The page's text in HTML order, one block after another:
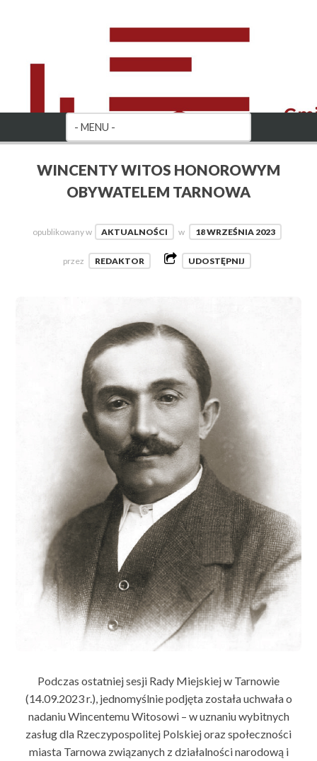
WINCENTY WITOS HONOROWYM
OBYWATELEM TARNOWA
opublikowany w AKTUALNOŚCI w 18 WRZEŚNIA 2023
przez REDAKTOR UDOSTĘPNIJ
Podczas ostatniej sesji Rady Miejskiej w Tarnowie
(14.09.2023 r.), jednomyślnie podjęta została uchwała o
nadaniu Wincentemu Witosowi – w uznaniu wybitnych
zasług dla Rzeczypospolitej Polskiej oraz społeczności
miasta Tarnowa związanych z działalności narodową i